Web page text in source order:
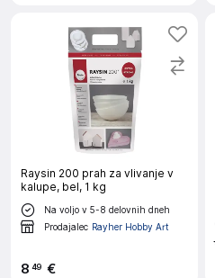
Raysin 200 prah za vlivanje v
kalupe, bel, 1 kg
Na voljo v 5-8 delovnih dneh
Prodajalec Rayher Hobby Art
8 49 €